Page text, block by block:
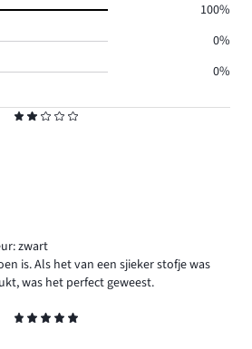
zwart
is. Als het van een sjieker stofje was
was het perfect geweest.
100%
0%
0%